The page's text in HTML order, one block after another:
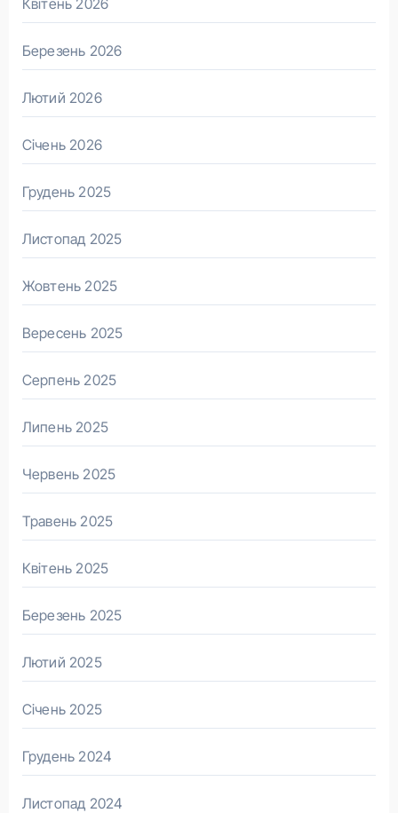
Квітень 2026
Березень 2026
Лютий 2026
Січень 2026
Грудень 2025
Листопад 2025
Жовтень 2025
Вересень 2025
Серпень 2025
Липень 2025
Червень 2025
Травень 2025
Квітень 2025
Березень 2025
Лютий 2025
Січень 2025
Грудень 2024
Листопад 2024